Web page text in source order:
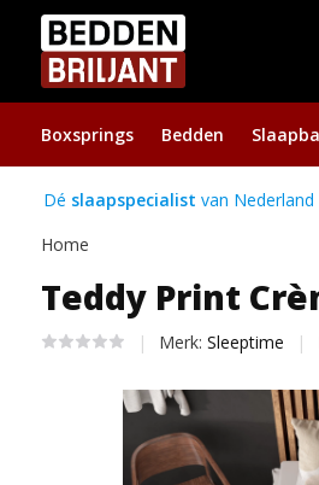
Boxsprings Bedden
Dé slaapspecialist van Nederland
Home
Teddy Print
Merk: Sleeptime